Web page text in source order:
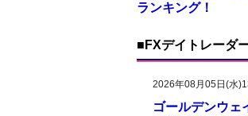
ランキング！
■FXデイトレーダ
2026年08月05日(水
ゴールデンウェ